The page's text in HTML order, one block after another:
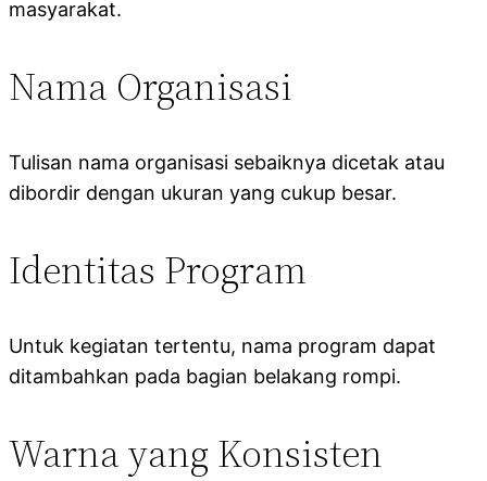
masyarakat.
Nama Organisasi
Tulisan nama organisasi sebaiknya dicetak atau
dibordir dengan ukuran yang cukup besar.
Identitas Program
Untuk kegiatan tertentu, nama program dapat
ditambahkan pada bagian belakang rompi.
Warna yang Konsisten